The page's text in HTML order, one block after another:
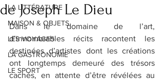
LA LITTÉRATURE
MAISON & OBJETS
LES VOYAGES
LA GASTRONOMIE
LE SPORT
de Joseph Le Dieu
Dans le domaine de l’art,
d’innombrables récits racontent les
destinées d’artistes dont les créations
ont longtemps demeuré des trésors
cachés, en attente d’être révélées au